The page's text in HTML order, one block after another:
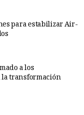
para estabilizar Air-
a los
transformación